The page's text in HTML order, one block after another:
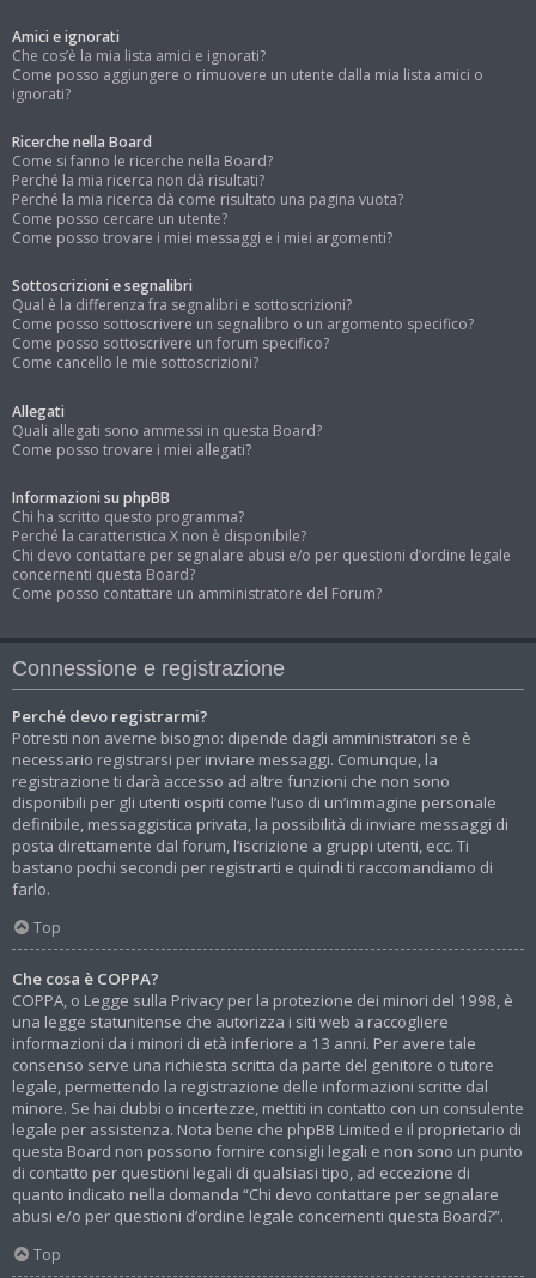
Amici e ignorati
Che cos’è la mia lista amici e ignorati?
Come posso aggiungere o rimuovere un utente dalla mia lista amici o
ignorati?
Ricerche nella Board
Come si fanno le ricerche nella Board?
Perché la mia ricerca non dà risultati?
Perché la mia ricerca dà come risultato una pagina vuota?
Come posso cercare un utente?
Come posso trovare i miei messaggi e i miei argomenti?
Sottoscrizioni e segnalibri
Qual è la differenza fra segnalibri e sottoscrizioni?
Come posso sottoscrivere un segnalibro o un argomento specifico?
Come posso sottoscrivere un forum specifico?
Come cancello le mie sottoscrizioni?
Allegati
Quali allegati sono ammessi in questa Board?
Come posso trovare i miei allegati?
Informazioni su phpBB
Chi ha scritto questo programma?
Perché la caratteristica X non è disponibile?
Chi devo contattare per segnalare abusi e/o per questioni d’ordine legale
concernenti questa Board?
Come posso contattare un amministratore del Forum?
Connessione e registrazione
Perché devo registrarmi?
Potresti non averne bisogno: dipende dagli amministratori se è
necessario registrarsi per inviare messaggi. Comunque, la
registrazione ti darà accesso ad altre funzioni che non sono
disponibili per gli utenti ospiti come l’uso di un’immagine personale
definibile, messaggistica privata, la possibilità di inviare messaggi di
posta direttamente dal forum, l’iscrizione a gruppi utenti, ecc. Ti
bastano pochi secondi per registrarti e quindi ti raccomandiamo di
farlo.
Top
Che cosa è COPPA?
COPPA, o Legge sulla Privacy per la protezione dei minori del 1998, è
una legge statunitense che autorizza i siti web a raccogliere
informazioni da i minori di età inferiore a 13 anni. Per avere tale
consenso serve una richiesta scritta da parte del genitore o tutore
legale, permettendo la registrazione delle informazioni scritte dal
minore. Se hai dubbi o incertezze, mettiti in contatto con un consulente
legale per assistenza. Nota bene che phpBB Limited e il proprietario di
questa Board non possono fornire consigli legali e non sono un punto
di contatto per questioni legali di qualsiasi tipo, ad eccezione di
quanto indicato nella domanda “Chi devo contattare per segnalare
abusi e/o per questioni d’ordine legale concernenti questa Board?”.
Top